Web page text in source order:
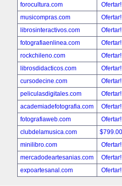
forocultura.com
musicompras.com
librosinteractivos.com
fotografiaenlinea.com
rockchileno.com
librosdidacticos.com
cursodecine.com
peliculasdigitales.com
academiadefotografia.com
fotografiaweb.com
clubdelamusica.com
minilibro.com
mercadodeartesanias.com
expoartesanal.com